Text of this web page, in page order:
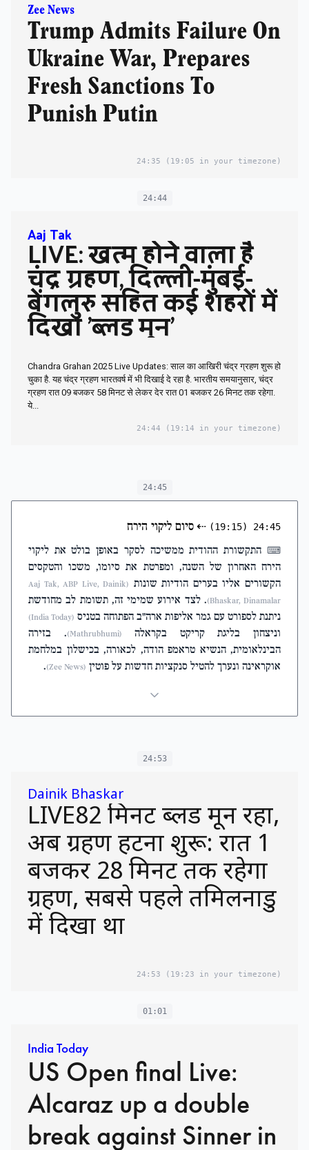
Zee News
Trump Admits Failure On
Ukraine War, Prepares
Fresh Sanctions To
Punish Putin
24:35 (19:05 in your timezone)
24:44
Aaj Tak
LIVE: खत्म होने वाला है
चंद्र ग्रहण, दिल्ली-मुंबई-
बेंगलुरु सहित कई शहरों में
दिखा 'ब्लड मून'
Chandra Grahan 2025 Live Updates: साल का आखिरी चंद्र ग्रहण शुरू हो
चुका है. यह चंद्र ग्रहण भारतवर्ष में भी दिखाई दे रहा है. भारतीय समयानुसार, चंद्र
ग्रहण रात 09 बजकर 58 मिनट से लेकर देर रात 01 बजकर 26 मिनट तक रहेगा.
ये...
24:44 (19:14 in your timezone)
24:45
24:45
(19:15)
⇠סיום ליקוי הירח
⌨ התקשורת ההודית ממשיכה לסקר באופן בולט את ליקוי
הירח האחרון של השנה, ומפרטת את סיומו, משכו והטקסים
הקשורים אליו בערים הודיות שונות
(Aaj Tak, ABP Live, Dainik
Bhaskar, Dinamalar) . לצד אירוע שמימי זה, תשומת לב מחודשת
ניתנת לספורט עם גמר אליפות ארה"ב הפתוחה בטניס (India Today)
וניצחון בליגת קריקט בקראלה (Mathrubhumi)
. בזירה
הבינלאומית, הנשיא טראמפ הודה, לכאורה, בכישלון במלחמת
אוקראינה ונערך להטיל סנקציות חדשות על פוטין (Zee News)
.
24:53
Dainik Bhaskar
LIVE82 मिनट ब्लड मून रहा,
अब ग्रहण हटना शुरू: रात 1
बजकर 28 मिनट तक रहेगा
ग्रहण, सबसे पहले तमिलनाडु
में दिखा था
24:53 (19:23 in your timezone)
01:01
India Today
US Open final Live:
Alcaraz up a double
break against Sinner in